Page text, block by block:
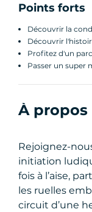
Points forts
Découvrir la
Découvrir
Profitez d'un
Passer un super
À
Rejoignez-
initiation
fois à l’aise,
les ruelles
circuit d’une